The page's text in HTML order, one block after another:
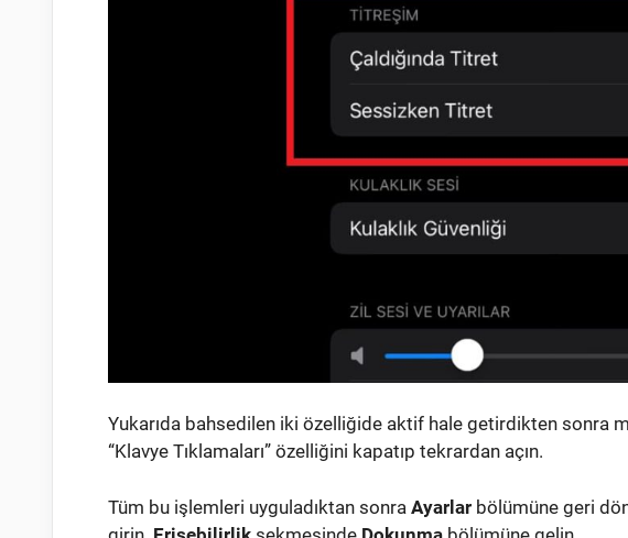
Yukarıda bahsedilen iki özelliğide aktif hale getirdikten sonra
“Klavye Tıklamaları” özelliğini kapatıp tekrardan açın.
Tüm bu işlemleri uyguladıktan sonra Ayarlar bölümüne geri